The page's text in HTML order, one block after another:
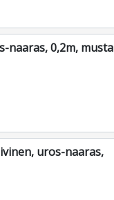
naaras, 0,2m, musta
uros-naaras,